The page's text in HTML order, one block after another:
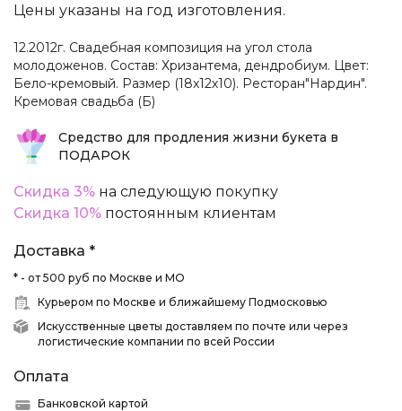
Цены указаны на год изготовления.
12.2012г. Свадебная композиция на угол стола
молодоженов. Состав: Хризантема, дендробиум. Цвет:
Бело-кремовый. Размер (18х12х10). Ресторан"Нардин".
Кремовая свадьба (Б)
Средство для продления жизни букета в
ПОДАРОК
Скидка 3% на следующую покупку
Скидка 10% постоянным клиентам
Доставка *
* - от 500 руб по Москве и МО
Курьером по Москве и ближайшему Подмосковью
Искусственные цветы доставляем по почте или через
логистические компании по всей России
Оплата
Банковской картой